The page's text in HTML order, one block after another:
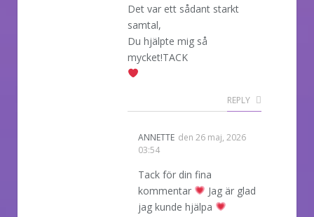
Det var ett sådant starkt
samtal,
Du hjälpte mig så
mycket!TACK
REPLY
ANNETTE den 26 maj, 2026
03:54
Tack för din fina
kommentar
Jag är glad
jag kunde hjälpa